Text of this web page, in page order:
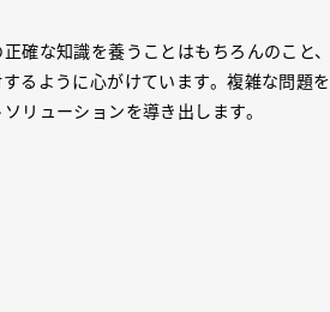
確な知識を養うことはもちろんのこと、
るように心がけています。複雑な問題を
リューションを導き出します。